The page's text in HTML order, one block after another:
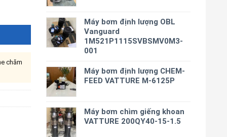
Máy bơm định lượng OBL
Vanguard
1M521P1115SVBSMV0M3-
001
Máy bơm định lượng CHEM-
FEED VATTURE M-6125P
Máy bơm chìm giếng khoan
VATTURE 200QY40-15-1.5
chăm